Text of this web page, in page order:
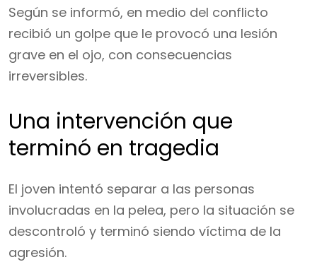
Según se informó, en medio del conflicto
recibió un golpe que le provocó una lesión
grave en el ojo, con consecuencias
irreversibles.
Una intervención que
terminó en tragedia
El joven intentó separar a las personas
involucradas en la pelea, pero la situación se
descontroló y terminó siendo víctima de la
agresión.